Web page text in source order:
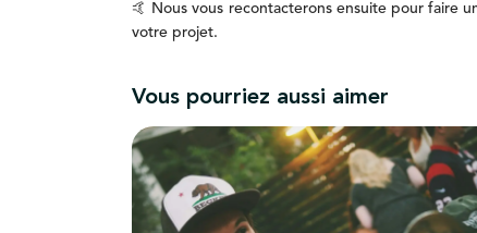
🤙 Nousvous recontacterons ensuite pourfaire
votre projet.
Vous pourriez aussi aimer